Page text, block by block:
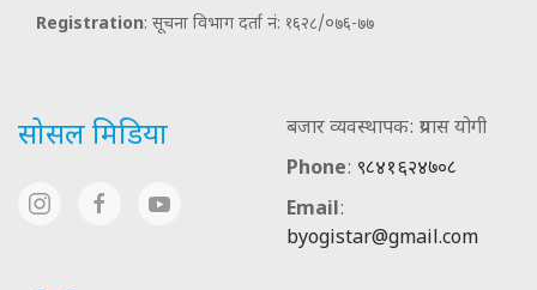
Registration: सूचना विभाग दर्ता नं: १६२८/०७६-७७
सोसल मिडिया
बजार व्यवस्थापक: प्रयास योगी
Phone: ९८४१६२४७०८
Email:
byogistar@gmail.com